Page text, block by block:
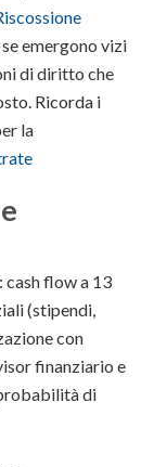
emergono vizi
di diritto che
Ricorda i
la
cash flow a 13
(stipendi,
con
finanziario e
di